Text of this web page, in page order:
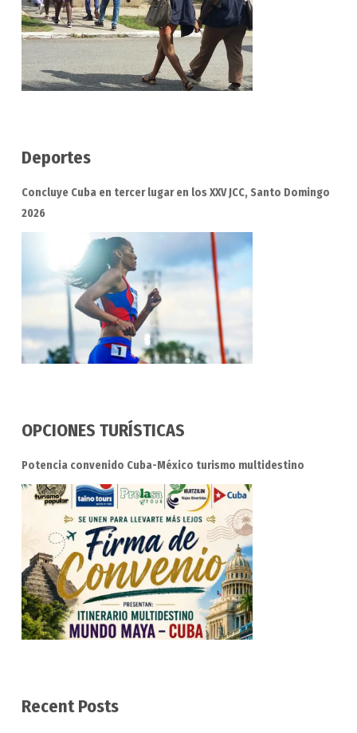
Deportes
Concluye Cuba en tercer lugar en los XXV JCC, Santo Domingo
2026
OPCIONES TURÍSTICAS
Potencia convenido Cuba-México turismo multidestino
Recent Posts